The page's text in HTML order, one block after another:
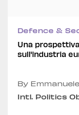
Defence &
Una
sull'industria
By
Intl. Politics